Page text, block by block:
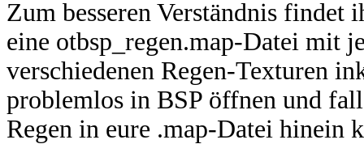
Zum besseren Verständnis findet
eine otbsp_regen.map-Datei mit
verschiedenen Regen-Texturen
problemlos in BSP öffnen und
Regen in eure .map-Datei hinein